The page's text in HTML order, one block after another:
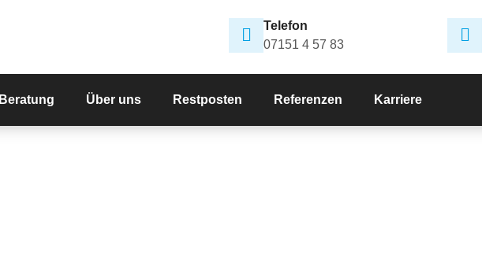
Telefon
07151 4 57 83
Beratung Über uns Restposten Referenzen Karriere